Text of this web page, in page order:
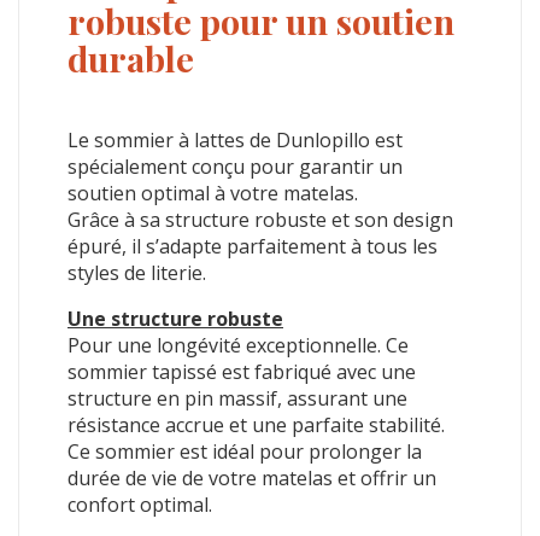
robuste pour un soutien
durable
Le sommier à lattes de Dunlopillo est
spécialement conçu pour garantir un
soutien optimal à votre matelas.
Grâce à sa structure robuste et son design
épuré, il s’adapte parfaitement à tous les
styles de literie.
Une structure robuste
Pour une longévité exceptionnelle. Ce
sommier tapissé est fabriqué avec une
structure en pin massif, assurant une
résistance accrue et une parfaite stabilité.
Ce sommier est idéal pour prolonger la
durée de vie de votre matelas et offrir un
confort optimal.